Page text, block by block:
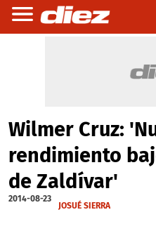
Wilmer Cruz:
rendimiento
de Zaldívar'
2014-08-23
JOSUÉ SIERRA